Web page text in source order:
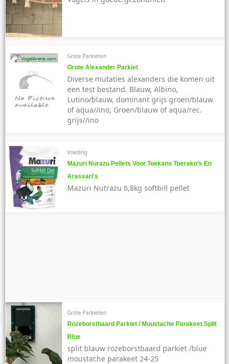
Grote Parkieten
Grote Alexander Parkiet
Diverse mutaties alexanders die komen uit
een test bestand. Blauw, Albino,
Lutino/blauw, dominant grijs groen/blauw
of aqua//ino, Groen/blauw of aqua/rec.
grijs//ino
Voeding
Mazuri Nurazu Pellets Voor Toekans Toerako’s En
Arassari’s
Mazuri Nutrazu 6,8kg softbill pellet
Grote Parkieten
Rozeborstbaard Parkiet / Moustache Parakeet Split
Blue
split blauw rozeborstbaard parkiet /blue
moustache parakeet 24-25